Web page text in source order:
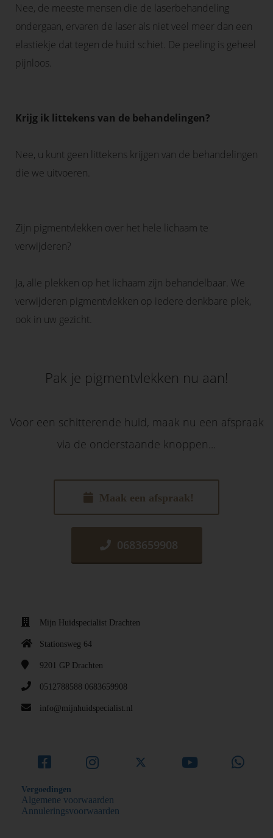
Nee, de meeste mensen die de laserbehandeling
ondergaan, ervaren de laser als niet veel meer dan een
elastiekje dat tegen de huid schiet. De peeling is geheel
pijnloos.
Krijg ik littekens van de behandelingen?
Nee, u kunt geen littekens krijgen van de behandelingen
die we uitvoeren.
Zijn pigmentvlekken over het hele lichaam te
verwijderen?
Ja, alle plekken op het lichaam zijn behandelbaar. We
verwijderen pigmentvlekken op iedere denkbare plek,
ook in uw gezicht.
Pak je pigmentvlekken nu aan!
Voor een schitterende huid, maak nu een afspraak
via de onderstaande knoppen...
Maak een afspraak!
0683659908
Mijn Huidspecialist Drachten
Stationsweg 64
9201 GP Drachten
0512788588 0683659908
info@mijnhuidspecialist.nl
Vergoedingen
Algemene voorwaarden
Annuleringsvoorwaarden